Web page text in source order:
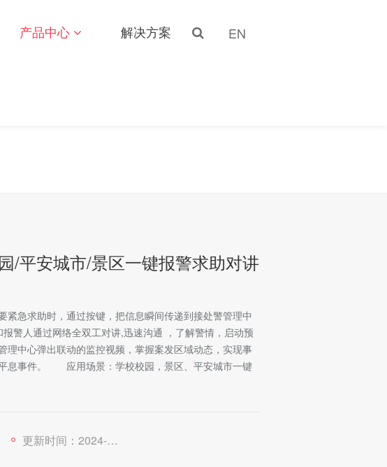
产品中心 解决方案 EN
/平安城市/景区一键报警求助对讲
紧急求助时，通过按键，把信息瞬间传递到接处警管理中
警人通过网络全双工对讲,迅速沟通 ，了解警情，启动预
理中心弹出联动的监控视频，掌握案发区域动态，实现事
息事件。 应用场景：学校校园，景区、平安城市一键
更新时间：2024-08-20